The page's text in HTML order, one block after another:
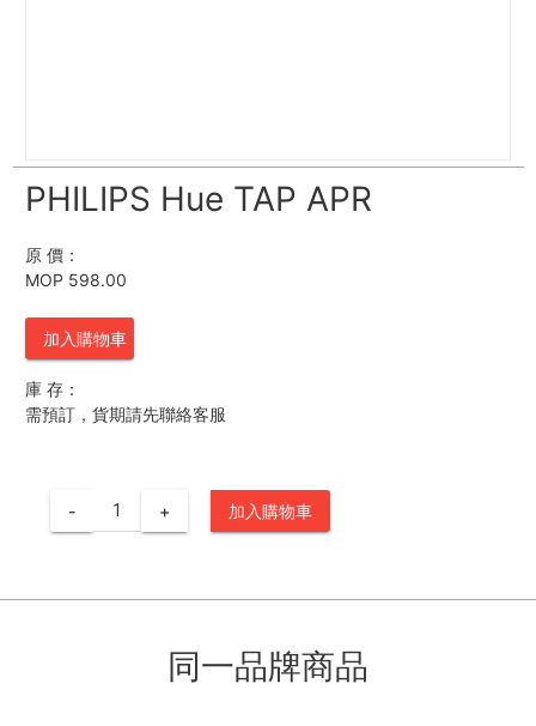
PHILIPS Hue TAP APR
原 價：
MOP 598.00
加入購物車
庫 存：
需預訂，貨期請先聯絡客服
- + 加入購物車
同一品牌商品